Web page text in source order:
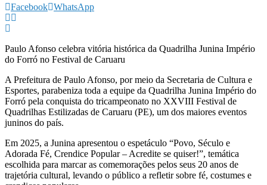
Facebook WhatsApp
Paulo Afonso celebra vitória histórica da Quadrilha Junina Império
do Forró no Festival de Caruaru
A Prefeitura de Paulo Afonso, por meio da Secretaria de Cultura e
Esportes, parabeniza toda a equipe da Quadrilha Junina Império do
Forró pela conquista do tricampeonato no XXVIII Festival de
Quadrilhas Estilizadas de Caruaru (PE), um dos maiores eventos
juninos do país.
Em 2025, a Junina apresentou o espetáculo “Povo, Século e
Adorada Fé, Crendice Popular – Acredite se quiser!”, temática
escolhida para marcar as comemorações pelos seus 20 anos de
trajetória cultural, levando o público a refletir sobre fé, costumes e